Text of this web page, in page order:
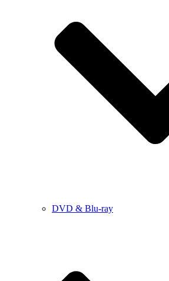
DVD & Blu-ray